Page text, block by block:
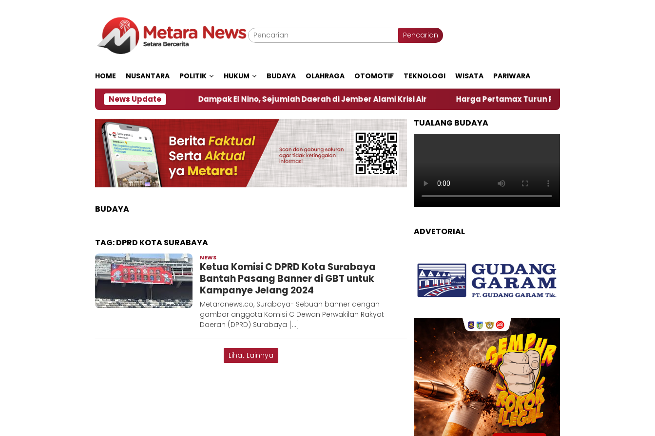
Pencarian
HOME NUSANTARA POLITIK HUKUM BUDAYA OLAHRAGA OTOMOTIF TEKNOLOGI WISATA PARIWARA
News Update
Ini Kata Pengamat Kebijakan Dampak El Nino, Sejumlah Daerah di Jember Alami Krisi Air Harga Pertamax Turun Per Hari Ini, Segini Harganya
BUDAYA
TAG:DPRD KOTA SURABAYA
NEWS
Metaranews
Ketua Komisi C DPRD Kota Surabaya
Bantah Pasang Banner di GBT untuk
Kampanye Jelang 2024
Metaranews.co, Surabaya- Sebuah banner dengan
gambar anggota Komisi C Dewan Perwakilan Rakyat
Daerah (DPRD) Surabaya […]
Lihat Lainnya
TUALANG BUDAYA
ADVETORIAL